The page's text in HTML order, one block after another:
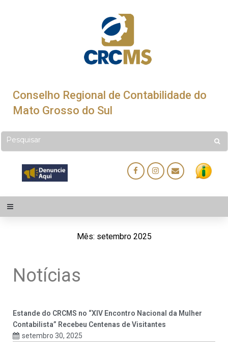
Conselho Regional de Contabilidade do
Mato Grosso do Sul
Mês: setembro 2025
Notícias
Estande do CRCMS no “XIV Encontro Nacional da Mulher
Contabilista” Recebeu Centenas de Visitantes
setembro 30, 2025